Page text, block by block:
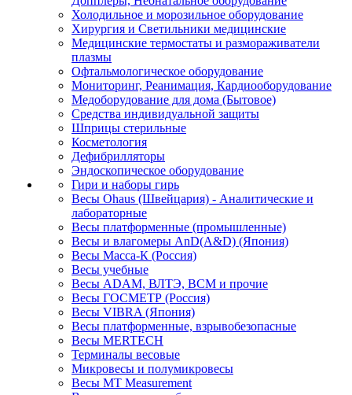
Холодильное и морозильное оборудование
Хирургия и Светильники медицинские
Медицинские термостаты и размораживатели
плазмы
Офтальмологическое оборудование
Мониторинг, Реанимация, Кардиооборудование
Медоборудование для дома (Бытовое)
Средства индивидуальной защиты
Шприцы стерильные
Косметология
Дефибрилляторы
Эндоскопическое оборудование
Гири и наборы гирь
Весы Ohaus (Швейцария) - Аналитические и
лабораторные
Весы платформенные (промышленные)
Весы и влагомеры AnD(A&D) (Япония)
Весы Масса-К (Россия)
Весы учебные
Весы ADAM, ВЛТЭ, BCM и прочие
Весы ГОСМЕТР (Россия)
Весы VIBRA (Япония)
Весы платформенные, взрывобезопасные
Весы MERTECH
Терминалы весовые
Микровесы и полумикровесы
Весы MT Measurement